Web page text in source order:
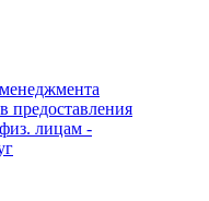
предоставления
лицам -